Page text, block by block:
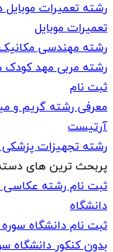
رشته تعمیرات
تعمیرات موبایل
رشته مهندسی مکانیک
رشته مربی مهد کودک
ثبت نام
معرفی رشته گریم و
آرتیست
رشته تجهیزات پزشکی
پربحث ترین های
ثبت نام رشته عکاسی
دانشگاه
بدون کنکور دانشگاه